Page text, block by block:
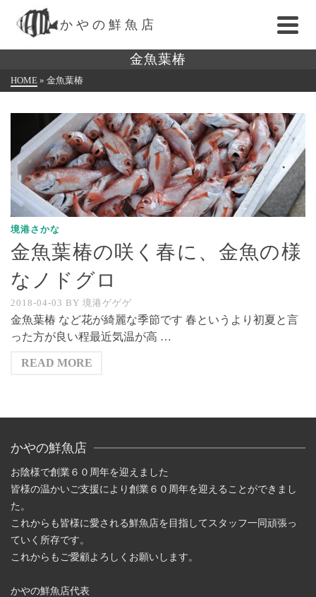
かやの鮮魚店
金魚葉椿
HOME » 金魚葉椿
境港さかな
金魚葉椿の咲く春に、金魚の様
なノドグロ
2018-04-03 BY 境港ゲゲゲ
金魚葉椿 など花が綺麗な季節です 春というより初夏と言
った方が良い程最近気温が高 …
READ MORE
かやの鮮魚店
お陰様で創業６０周年を迎えました
皆様の温かいご支援により創業６０周年を迎えることができまし
た。
これからも皆様に愛される鮮魚店を目指してスタッフ一同頑張っ
ていく所存です。
これからもご愛顧よろしくお願いします。
かやの鮮魚店代表